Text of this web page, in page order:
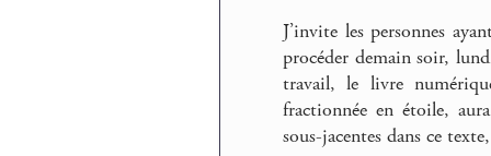
J’invite les personnes
procéder demain soir,
travail, le livre
fractionnée en étoile,
sous-jacentes dans ce